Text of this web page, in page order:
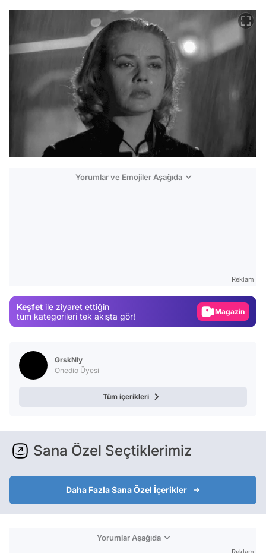
Yorumlar ve Emojiler Aşağıda
Reklam
Keşfet ile ziyaret ettiğin
tüm kategorileri tek akışta gör!
Video
GrskNly
Onedio Üyesi
Tüm içerikleri
Sana Özel Seçtiklerimiz
Daha Fazla Sana Özel İçerikler
Yorumlar Aşağıda